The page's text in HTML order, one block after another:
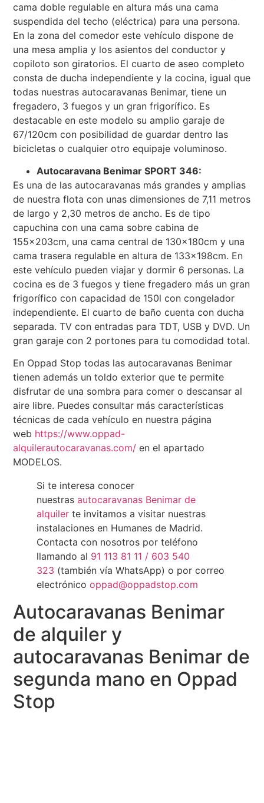
cama doble regulable en altura más una cama
suspendida del techo (eléctrica) para una persona.
En la zona del comedor este vehículo dispone de
una mesa amplia y los asientos del conductor y
copiloto son giratorios. El cuarto de aseo completo
consta de ducha independiente y la cocina, igual que
todas nuestras autocaravanas Benimar, tiene un
fregadero, 3 fuegos y un gran frigorífico. Es
destacable en este modelo su amplio garaje de
67/120cm con posibilidad de guardar dentro las
bicicletas o cualquier otro equipaje voluminoso.
Autocaravana Benimar SPORT 346:
Es una de las autocaravanas más grandes y amplias
de nuestra flota con unas dimensiones de 7,11 metros
de largo y 2,30 metros de ancho. Es de tipo
capuchina con una cama sobre cabina de
155x203cm, una cama central de 130x180cm y una
cama trasera regulable en altura de 133x198cm. En
este vehículo pueden viajar y dormir 6 personas. La
cocina es de 3 fuegos y tiene fregadero más un gran
frigorífico con capacidad de 150l con congelador
independiente. El cuarto de baño cuenta con ducha
separada. TV con entradas para TDT, USB y DVD. Un
gran garaje con 2 portones para tu comodidad total.
En Oppad Stop todas las autocaravanas Benimar
tienen además un toldo exterior que te permite
disfrutar de una sombra para comer o descansar al
aire libre. Puedes consultar más características
técnicas de cada vehículo en nuestra página
web https://www.oppad-
alquilerautocaravanas.com/ en el apartado
MODELOS.
Si te interesa conocer
nuestrasautocaravanas Benimar de
alquiler te invitamos a visitar nuestras
instalaciones en Humanes de Madrid.
Contacta con nosotros por teléfono
llamando al 91 113 81 11 / 603 540
323 (también vía WhatsApp) o por correo
electrónicooppad@oppadstop.com
Autocaravanas Benimar
de alquiler y
autocaravanas Benimar de
segunda mano en Oppad
Stop